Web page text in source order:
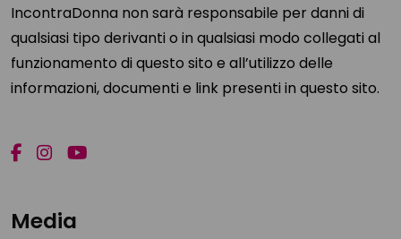
IncontraDonna non sarà responsabile per danni di
qualsiasi tipo derivanti o in qualsiasi modo collegati al
funzionamento di questo sito e all’utilizzo delle
informazioni, documenti e link presenti in questo sito.
Media